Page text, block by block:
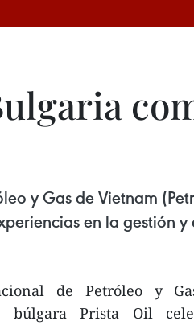
y Gas de Vietnam
en la gestión
de Petróleo y
búlgara Prista Oil